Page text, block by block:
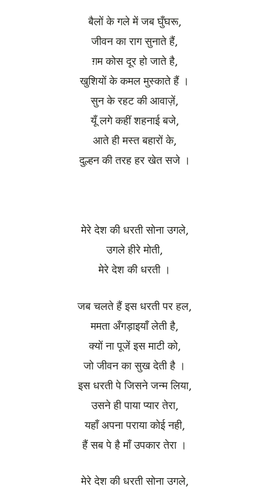
बैलों के गले में जब घुँघरू,
जीवन का राग सुनाते हैं,
ग़म कोस दूर हो जाते है,
खुशियों के कमल मुस्काते हैं ।
सुन के रहट की आवाज़ें,
यूँ लगे कहीं शहनाई बजे,
आते ही मस्त बहारों के,
दुल्हन की तरह हर खेत सजे ।
मेरे देश की धरती सोना उगले,
उगले हीरे मोती,
मेरे देश की धरती ।
जब चलते हैं इस धरती पर हल,
ममता अँगड़ाइयाँ लेती है,
क्यों ना पूजें इस माटी को,
जो जीवन का सुख देती है ।
इस धरती पे जिसने जन्म लिया,
उसने ही पाया प्यार तेरा,
यहाँ अपना पराया कोई नही,
हैं सब पे है माँ उपकार तेरा ।
मेरे देश की धरती सोना उगले,